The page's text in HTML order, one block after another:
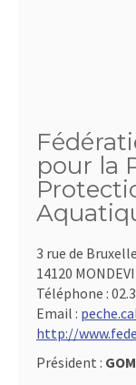
pour la
3 rue de
14120
Téléphone :
Email :
http://
Président :